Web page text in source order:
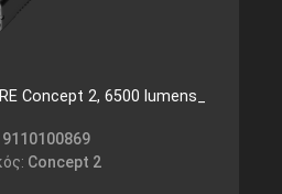
Concept 2, 6500 lumens_
9110100869
Concept 2